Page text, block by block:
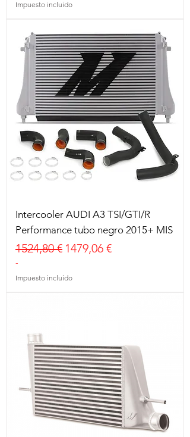
Impuesto incluido
Intercooler AUDI A3 TSI/GTI/R
Performance tubo negro 2015+ MIS
Precio
1524,80 € Precio de oferta
1479,06 €
-
Impuesto incluido